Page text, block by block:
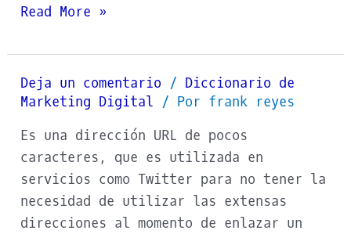
Read More »
Deja un comentario / Diccionario de
Marketing Digital / Por frank reyes
Es una dirección URL de pocos
caracteres, que es utilizada en
servicios como Twitter para no tener la
necesidad de utilizar las extensas
direcciones al momento de enlazar un
ShortURL